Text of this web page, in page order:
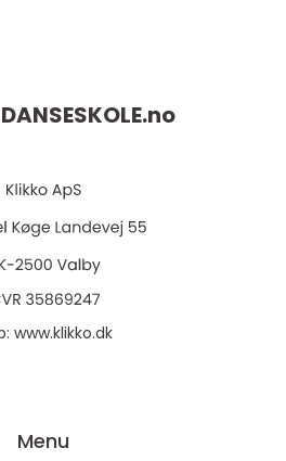
no
www.klikko.dk
Menu